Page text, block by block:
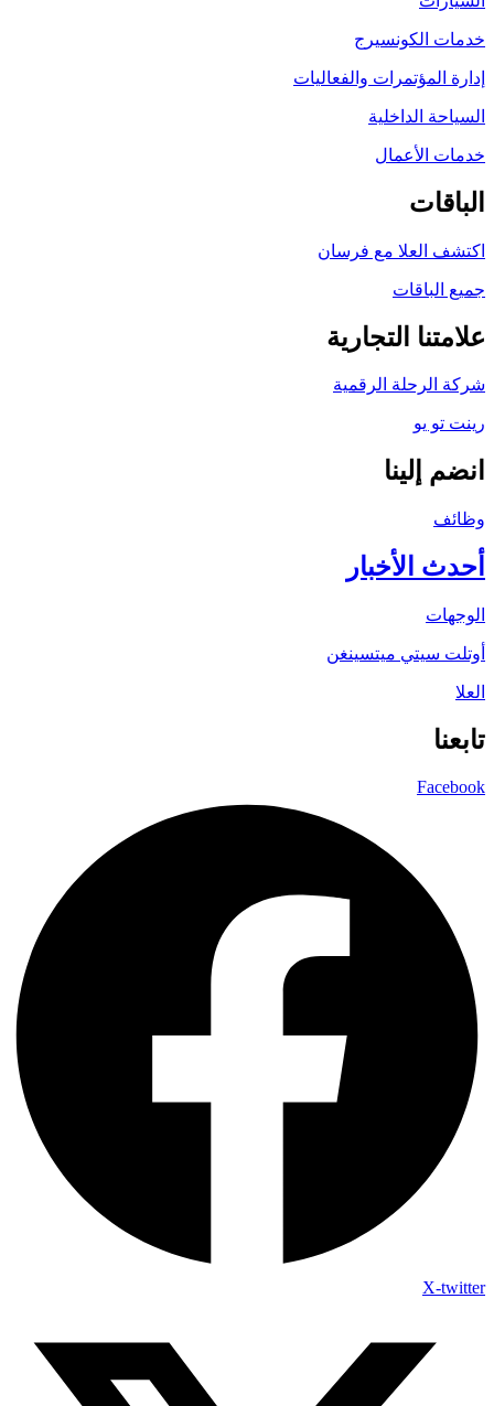
خدمات الكونسيرج
إدارة المؤتمرات والفعاليات
السياحة الداخلية
خدمات الأعمال
الباقات
اكتشف العلا مع فرسان
جميع الباقات
علامتنا التجارية
شركة الرحلة الرقمية
رينت تو يو
انضم إلينا
وظائف
أحدث الأخبار
الوجهات
أوتلت سيتي ميتسينغن
العلا
تابعنا
Facebook
X-twitter